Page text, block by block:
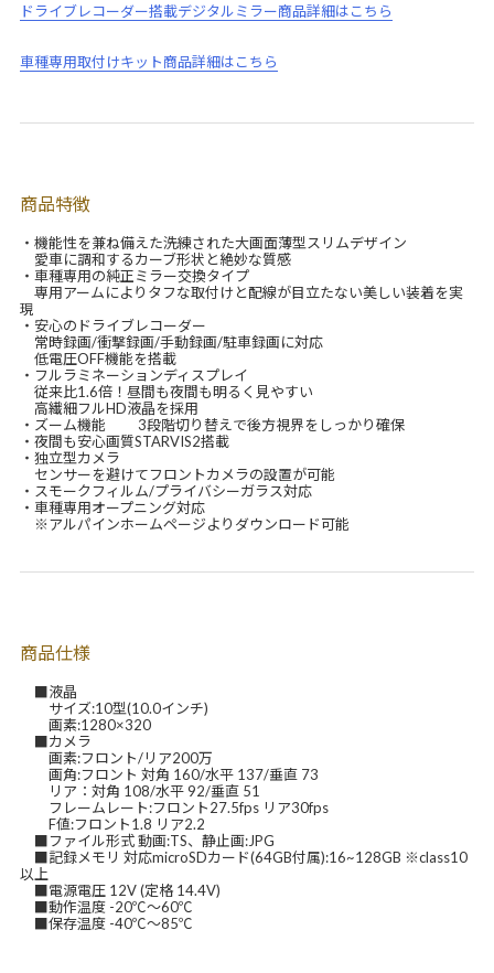
ドライブレコーダー搭載デジタルミラー商品詳細はこちら
車種専用取付けキット商品詳細はこちら
商品特徴
・機能性を兼ね備えた洗練された大画面薄型スリムデザイン
愛車に調和するカーブ形状と絶妙な質感
・車種専用の純正ミラー交換タイプ
専用アームによりタフな取付けと配線が目立たない美しい装着を実
現
・安心のドライブレコーダー
常時録画/衝撃録画/手動録画/駐車録画に対応
低電圧OFF機能を搭載
・フルラミネーションディスプレイ
従来比1.6倍！昼間も夜間も明るく見やすい
高繊細フルHD液晶を採用
・ズーム機能 3段階切り替えで後方視界をしっかり確保
・夜間も安心画質STARVIS2搭載
・独立型カメラ
センサーを避けてフロントカメラの設置が可能
・スモークフィルム/プライバシーガラス対応
・車種専用オープニング対応
※アルパインホームページよりダウンロード可能
商品仕様
■液晶
サイズ:10型(10.0インチ)
画素:1280×320
■カメラ
画素:フロント/リア200万
画角:フロント 対角 160/水平 137/垂直 73
リア：対角 108/水平 92/垂直 51
フレームレート:フロント27.5fps リア30fps
F値:フロント1.8 リア2.2
■ファイル形式 動画:TS、静止画:JPG
■記録メモリ 対応microSDカード(64GB付属):16~128GB ※class10
以上
■電源電圧 12V (定格 14.4V)
■動作温度 -20℃～60℃
■保存温度 -40℃～85℃